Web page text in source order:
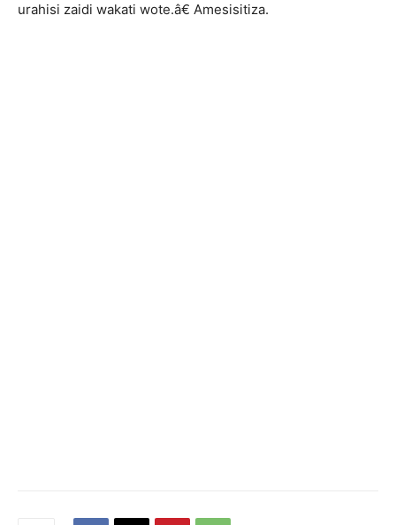
urahisi zaidi wakati wote.â€ Amesisitiza.